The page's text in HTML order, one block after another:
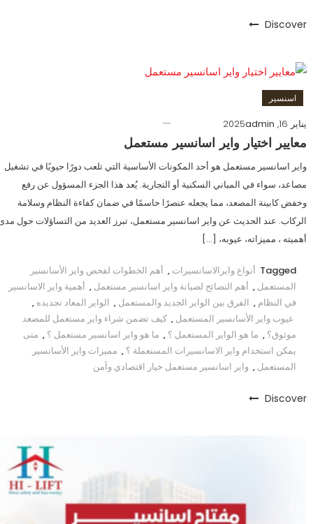
Discover
اسنسير
يناير 16, 2025
admin
معايير اختيار واير اسانسير مستعمل
واير اسانسير مستعمل هو أحد المكونات الأساسية التي تلعب دورًا حيويًا في تشغيل
مصاعد، سواء في المباني السكنية أو التجارية. يُعد هذا الجزء المسؤول عن رفع
وخفض كابينة المصعد، مما يجعله عنصرًا حاسمًا في ضمان كفاءة النظام وسلامة
الركاب. عند الحديث عن واير اسانسير مستعمل، تبرز العديد من التساؤلات حول
أهميته ، مميزاته، عيوبه، […]
Tagged أنواع وايرالاسانسيرات , أهم الخطوات لفحص واير الأسانسير
المستعمل , أهم النصائح لصيانة واير اسانسير مستعمل , أهمية واير الاسانسير
في النظام , الفرق بين الواير الجديد والمستعمل , الواير المعاد تجديده ,
عيوب واير الأسانسير المستعمل , كيف تضمن شراء واير مستعمل للمصعد
موثوق؟ , ما هو الواير المستعمل ؟ , ما هو واير اسانسير مستعمل ؟ , متى
يمكن استخدام واير الاسانسيرات المستعملة ؟ , مميزات واير الأسانسير
المستعمل , واير اسانسير مستعمل خيار اقتصادي وآمن
Discover